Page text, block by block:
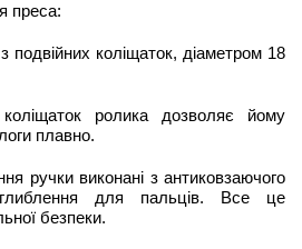
преса:
подвійних коліщаток, діаметром 18
ролика дозволяє йому
плавно.
ручки виконані з антиковзаючого
для пальців. Все це
безпеки.